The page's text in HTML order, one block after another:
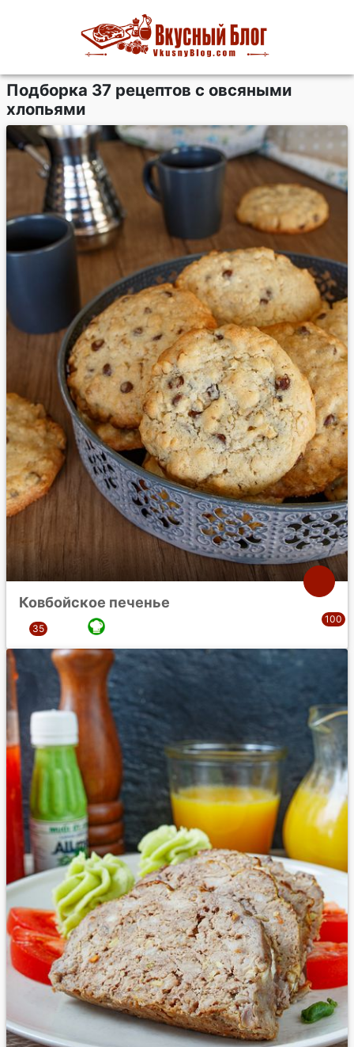
Подборка 37 рецептов с овсяными
хлопьями
Ковбойское печенье